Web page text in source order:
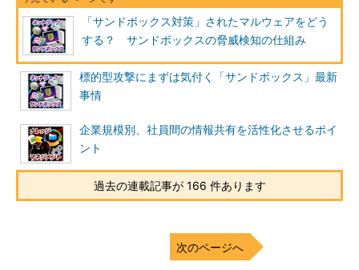
「サンドボックス対策」されたマルウェアをどう
する？ サンドボックスの脅威検知の仕組み
標的型攻撃にまずは気付く「サンドボックス」最新
事情
企業規模別、社員間の情報共有を活性化させるポイ
ント
過去の連載記事が 166 件あります
次のページへ